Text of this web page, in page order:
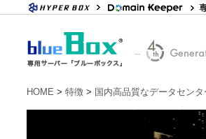
HOME > 特徴 > 国内高品質なデータセン